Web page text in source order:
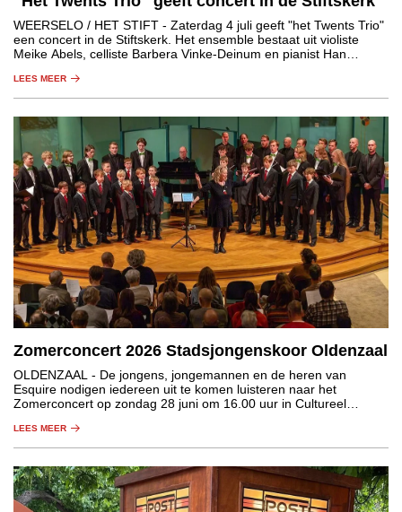
WEERSELO / HET STIFT - Zaterdag 4 juli geeft "het Twents Trio"
een concert in de Stiftskerk. Het ensemble bestaat uit violiste
Meike Abels, celliste Barbera Vinke-Deinum en pianist Han
LEES MEER
Zomerconcert 2026 Stadsjongenskoor Oldenzaal
OLDENZAAL - De jongens, jongemannen en de heren van
Esquire nodigen iedereen uit te komen luisteren naar het
Zomerconcert op zondag 28 juni om 16.00 uur in Cultureel
LEES MEER